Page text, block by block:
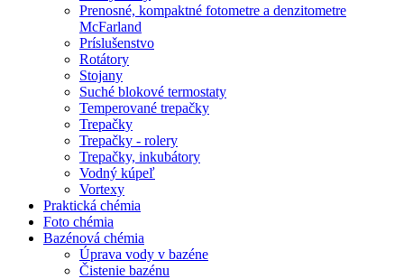
Prenosné, kompaktné fotometre a denzitometre
McFarland
Príslušenstvo
Rotátory
Stojany
Suché blokové termostaty
Temperované trepačky
Trepačky
Trepačky - rolery
Trepačky, inkubátory
Vodný kúpeľ
Vortexy
Praktická chémia
Foto chémia
Bazénová chémia
Úprava vody v bazéne
Čistenie bazénu